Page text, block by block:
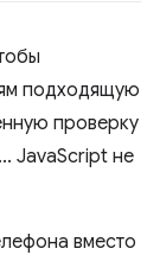
подходящую
проверку
JavaScript не
вместо